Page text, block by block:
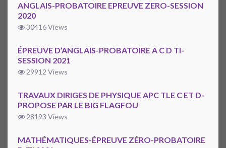
ANGLAIS-PROBATOIRE EPREUVE ZERO-SESSION
2020
30416 Views
ÉPREUVE D’ANGLAIS-PROBATOIRE A C D TI-
SESSION 2021
29912 Views
TRAVAUX DIRIGES DE PHYSIQUE APC TLE C ET D-
PROPOSE PAR LE BIG FLAGFOU
28193 Views
MATHÉMATIQUES-ÉPREUVE ZÉRO-PROBATOIRE